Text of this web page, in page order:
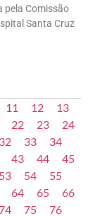
pela Comissão
Santa Cruz
11 12
13
22 23
24
32 33
34
43 44
45
53 54
55
64 65
66
75
76